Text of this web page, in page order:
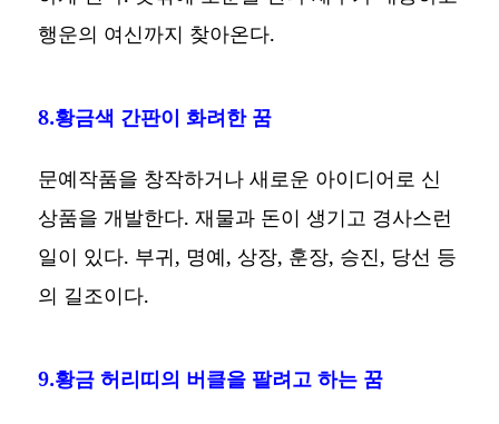
행운의 여신까지 찾아온다.
8.황금색 간판이 화려한 꿈
문예작품을 창작하거나 새로운 아이디어로 신
상품을 개발한다. 재물과 돈이 생기고 경사스런
일이 있다. 부귀, 명예, 상장, 훈장, 승진, 당선 등
의 길조이다.
9.황금 허리띠의 버클을 팔려고 하는 꿈